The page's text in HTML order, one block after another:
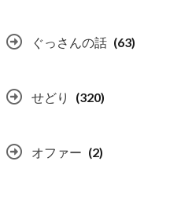
ぐっさんの話 (63)
せどり (320)
オファー (2)